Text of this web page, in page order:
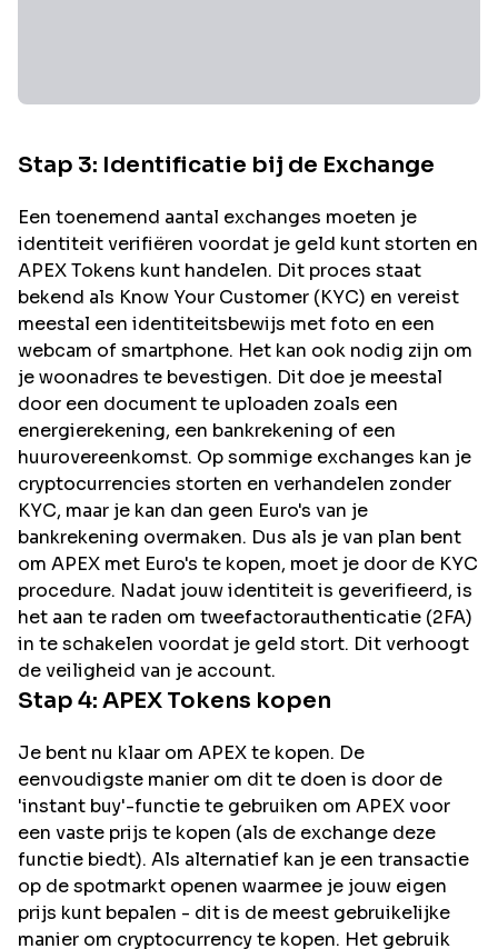
Stap 3: Identificatie bij de Exchange
Een toenemend aantal exchanges moeten je
identiteit verifiëren voordat je geld kunt storten en
APEXTokens kunt handelen. Dit proces staat
bekend als Know Your Customer (KYC) en vereist
meestal een identiteitsbewijs met foto en een
webcam of smartphone. Het kan ook nodig zijn om
je woonadres te bevestigen. Dit doe je meestal
door een document te uploaden zoals een
energierekening, een bankrekening of een
huurovereenkomst. Op sommige exchanges kan je
cryptocurrencies storten en verhandelen zonder
KYC, maar je kan dan geen Euro's van je
bankrekening overmaken. Dus als je van plan bent
om APEX met Euro's te kopen, moet je door de KYC
procedure. Nadat jouw identiteit is geverifieerd, is
het aan te raden om tweefactorauthenticatie (2FA)
in te schakelen voordat je geld stort. Dit verhoogt
de veiligheid van je account.
Stap 4: APEX Tokens kopen
Je bent nu klaar om APEX te kopen. De
eenvoudigste manier om dit te doen is door de
'instant buy'-functie te gebruiken om APEX voor
een vaste prijs te kopen (als de exchange deze
functie biedt). Als alternatief kan je een transactie
op de spotmarkt openen waarmee je jouw eigen
prijs kunt bepalen - dit is de meest gebruikelijke
manier om cryptocurrency te kopen. Het gebruik